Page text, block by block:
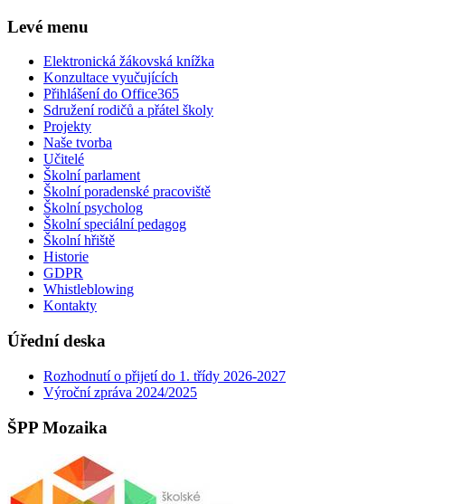
Levé menu
Elektronická žákovská knížka
Konzultace vyučujících
Přihlášení do Office365
Sdružení rodičů a přátel školy
Projekty
Naše tvorba
Učitelé
Školní parlament
Školní poradenské pracoviště
Školní psycholog
Školní speciální pedagog
Školní hřiště
Historie
GDPR
Whistleblowing
Kontakty
Úřední deska
Rozhodnutí o přijetí do 1. třídy 2026-2027
Výroční zpráva 2024/2025
ŠPP Mozaika